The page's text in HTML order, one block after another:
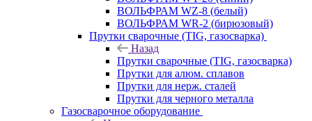
ВОЛЬФРАМ WZ-8 (белый)
ВОЛЬФРАМ WR-2 (бирюзовый)
Прутки сварочные (TIG, газосварка)
Назад
Прутки сварочные (TIG, газосварка)
Прутки для алюм. сплавов
Прутки для нерж. сталей
Прутки для черного металла
Газосварочное оборудование